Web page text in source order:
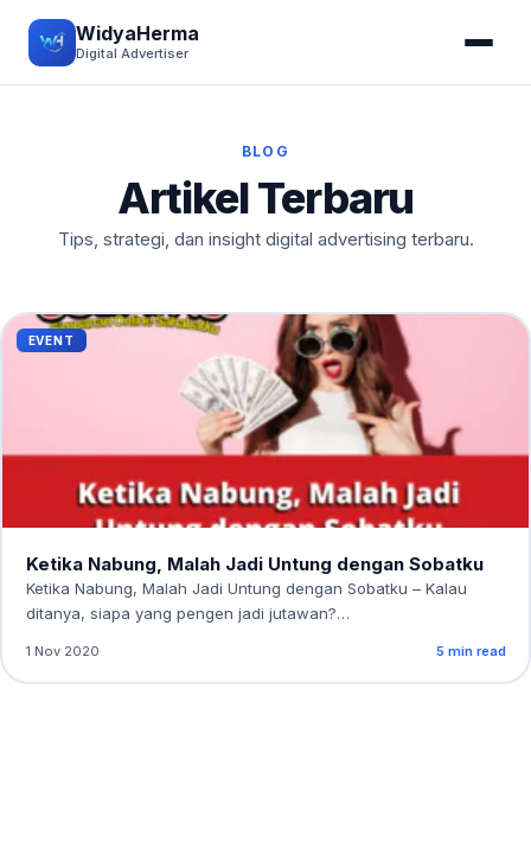
WidyaHerma
Digital Advertiser
BLOG
Artikel Terbaru
Tips, strategi, dan insight digital advertising terbaru.
EVENT
Ketika Nabung, Malah Jadi Untung dengan Sobatku
Ketika Nabung, Malah Jadi Untung dengan Sobatku – Kalau
ditanya, siapa yang pengen jadi jutawan?…
1 Nov 2020 5 min read